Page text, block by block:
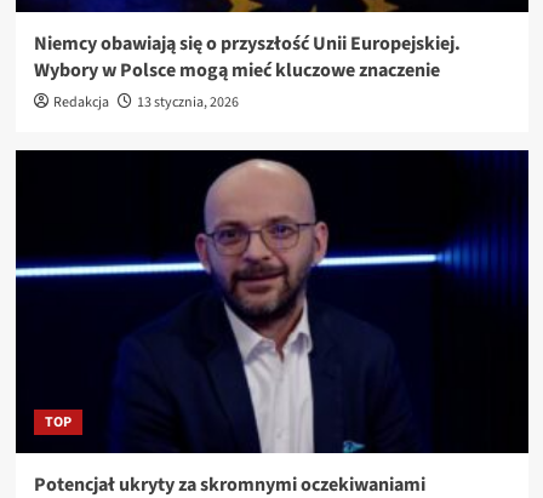
Niemcy obawiają się o przyszłość Unii Europejskiej.
Wybory w Polsce mogą mieć kluczowe znaczenie
Redakcja 13 stycznia, 2026
TOP
Potencjał ukryty za skromnymi oczekiwaniami